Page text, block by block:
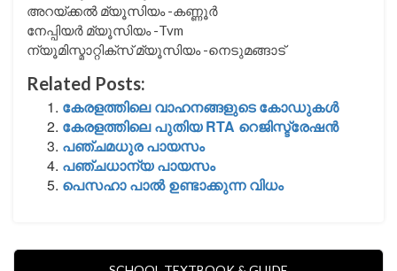
അറയ്ക്കൽ മ്യൂസിയം -കണ്ണൂർ
നേപ്പിയർ മ്യൂസിയം -Tvm
ന്യൂമിസ്മാറ്റിക്സ് മ്യൂസിയം -നെടുമങ്ങാട്
Related Posts:
കേരളത്തിലെ വാഹനങ്ങളുടെ കോഡുകൾ
കേരളത്തിലെ പുതിയ RTA റെജിസ്ട്രേഷൻ
പഞ്ചമധുര പായസം
പഞ്ചധാന്യ പായസം
പെസഹാ പാല്‍ ഉണ്ടാക്കുന്ന വിധം